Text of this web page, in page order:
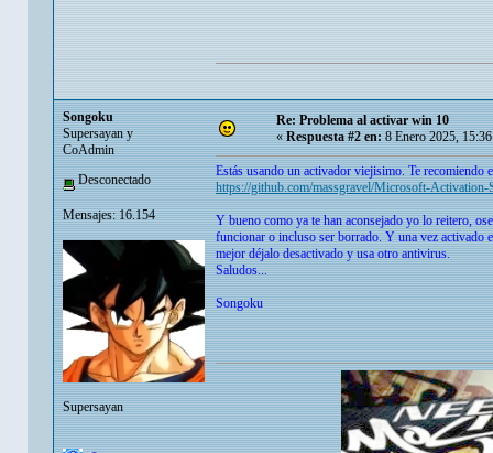
Songoku
Supersayan y
CoAdmin
Desconectado
Mensajes: 16.154
Supersayan
Re: Problema al activar win 10
«Respuesta #2 en:8 Enero 2025,
Estás usando un activador viejisimo. Te recomiendo
https://github.com/massgravel/Microsoft-Activation-
Y bueno como ya te han aconsejado yo lo reitero,
funcionar o incluso ser borrado. Y una vez activado
mejor déjalo desactivado y usa otro antivirus.
Saludos...
Songoku